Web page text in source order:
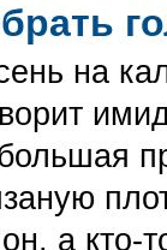
на
а кто-